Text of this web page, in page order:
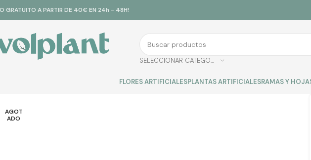
GRATUITO A PARTIR DE 40€ EN 24h - 48H!
SELECCIONAR CATEGORÍA
FLORES ARTIFICIALESPLANTAS ARTIFICIALESRAMAS Y
AGOT
ADO